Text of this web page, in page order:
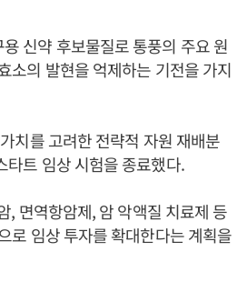
신약 후보물질로 통풍의 주요 원
소의 발현을 억제하는 기전을 가지
치를 고려한 전략적 자원 재배분
타트 임상 시험을 종료했다.
, 면역항암제, 암 악액질 치료제 등
로 임상 투자를 확대한다는 계획을